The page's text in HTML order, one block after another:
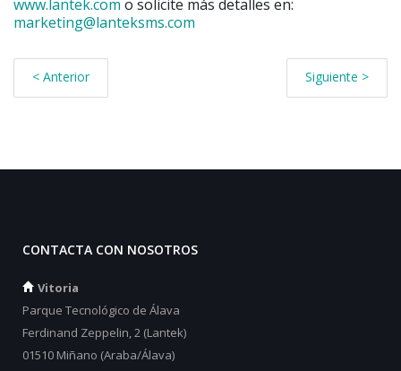
www.lantek.com o solicite más detalles en:
marketing@lanteksms.com
< Anterior Siguiente >
CONTACTA CON NOSOTROS
Vitoria
Parque Tecnológico de Álava
Ferdinand Zeppelin, 2 (Lantek)
01510 Miñano (Araba/Álava)